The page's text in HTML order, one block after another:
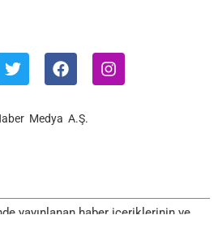
Medya A.Ş.
yayınlanan haber içeriklerinin ve